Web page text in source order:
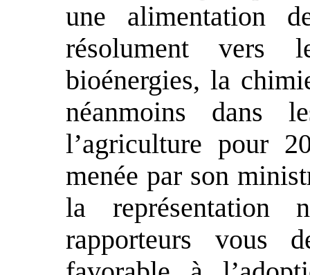
une alimentation
résolument vers
bioénergies, la
néanmoins dans
l’agriculture pour
menée par son
la représentation
rapporteurs vous